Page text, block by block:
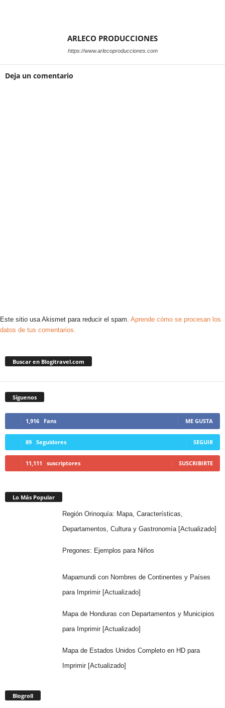
ARLECO PRODUCCIONES
https://www.arlecoproducciones.com
Deja un comentario
Este sitio usa Akismet para reducir el spam. Aprende cómo se procesan los
datos de tus comentarios.
Buscar en Blogitravel.com
Síguenos
1,916 Fans ME GUSTA
89 Seguidores SEGUIR
11,111 suscriptores SUSCRIBIRTE
Lo Más Popular
Región Orinoquía: Mapa, Características,
Departamentos, Cultura y Gastronomía [Actualizado]
Pregones: Ejemplos para Niños
Mapamundi con Nombres de Continentes y Países
para Imprimir [Actualizado]
Mapa de Honduras con Departamentos y Municipios
para Imprimir [Actualizado]
Mapa de Estados Unidos Completo en HD para
Imprimir [Actualizado]
Blogroll